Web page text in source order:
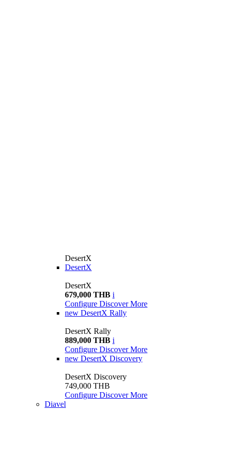
DesertX
DesertX
DesertX
679,000 THB i
Configure Discover More
new DesertX Rally
DesertX Rally
889,000 THB i
Configure Discover More
new DesertX Discovery
DesertX Discovery
749,000 THB
Configure Discover More
Diavel